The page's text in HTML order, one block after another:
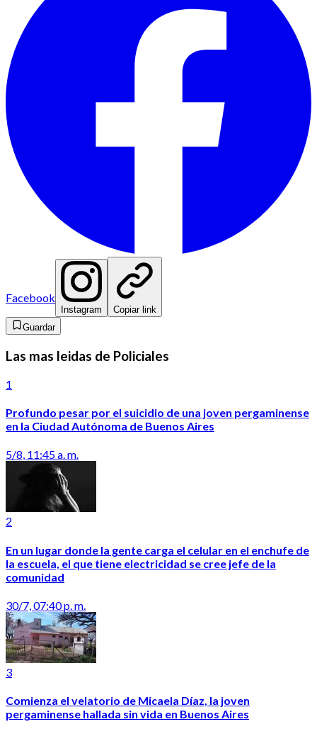
Facebook
Instagram
Copiar link
Guardar
Las mas leidas de Policiales
1
Profundo pesar por el suicidio de una joven pergaminense
en la Ciudad Autónoma de Buenos Aires
5/8, 11:45 a. m.
2
En un lugar donde la gente carga el celular en el enchufe de
la escuela, el que tiene electricidad se cree jefe de la
comunidad
30/7, 07:40 p. m.
3
Comienza el velatorio de Micaela Díaz, la joven
pergaminense hallada sin vida en Buenos Aires